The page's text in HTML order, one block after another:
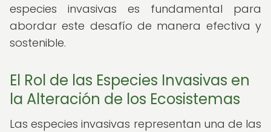
especies invasivas es fundamental para
abordar este desafío de manera efectiva y
sostenible.
El Rol de las Especies Invasivas en
la Alteración de los Ecosistemas
Las especies invasivas representan una de las